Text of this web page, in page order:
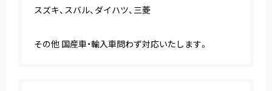
スズキ、スバル、ダイハツ、三菱
その他 国産車・輸入車問わず対応いたします。